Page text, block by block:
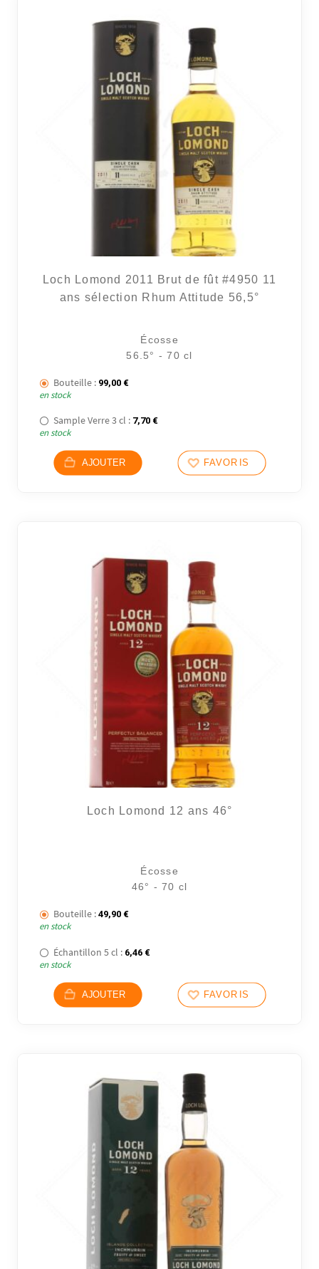
Loch Lomond 2011 Brut de fût #4950 11
ans sélection Rhum Attitude 56,5°
Écosse
56.5° - 70 cl
Bouteille : 99,00 €
en stock
Sample Verre 3 cl : 7,70 €
en stock
AJOUTER FAVORIS
Loch Lomond 12 ans 46°
Écosse
46° - 70 cl
Bouteille : 49,90 €
en stock
Échantillon 5 cl : 6,46 €
en stock
AJOUTER FAVORIS